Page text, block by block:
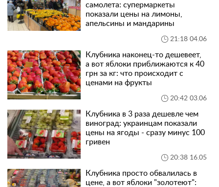
самолета: супермаркеты
показали цены на лимоны,
апельсины и мандарины
21:18 04.06
Клубника наконец-то дешевеет,
а вот яблоки приближаются к 40
грн за кг: что происходит с
ценами на фрукты
20:42 03.06
Клубника в 3 раза дешевле чем
виноград: украинцам показали
цены на ягоды - сразу минус 100
гривен
20:38 16.05
Клубника просто обвалилась в
цене, а вот яблоки "золотеют":